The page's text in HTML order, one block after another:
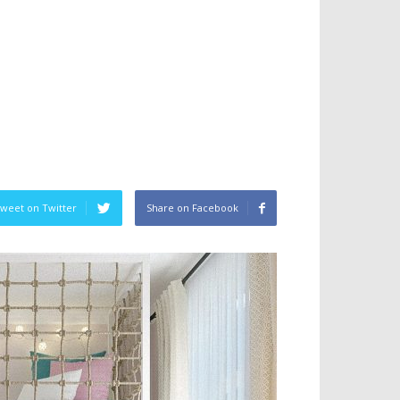
Share on Facebook
on Twitter